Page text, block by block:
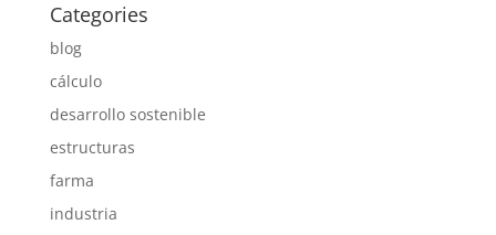
Categories
blog
cálculo
desarrollo sostenible
estructuras
farma
industria